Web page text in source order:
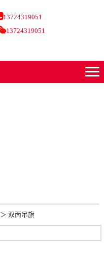
13724319051
13724319051
＞ 双面吊旗